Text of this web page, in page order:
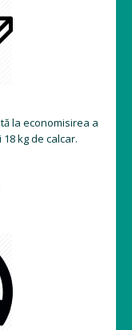
la economisirea a
kg de calcar.